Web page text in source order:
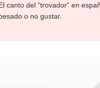
canto del “trovador” en
o no gustar.